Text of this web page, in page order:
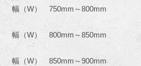
幅（W） 750mm～800mm
幅（W） 800mm～850mm
幅（W） 850mm～900mm